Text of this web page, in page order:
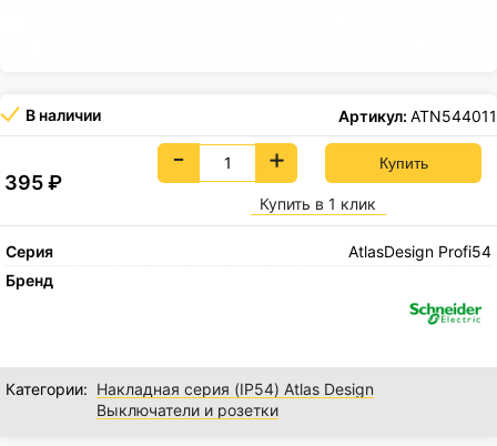
В наличии Артикул: ATN544011
395₽
- +
Купить в 1 клик
Серия
AtlasDesign Profi54
Бренд
Категории: Накладная серия (IP54) Atlas Design
Выключатели и розетки